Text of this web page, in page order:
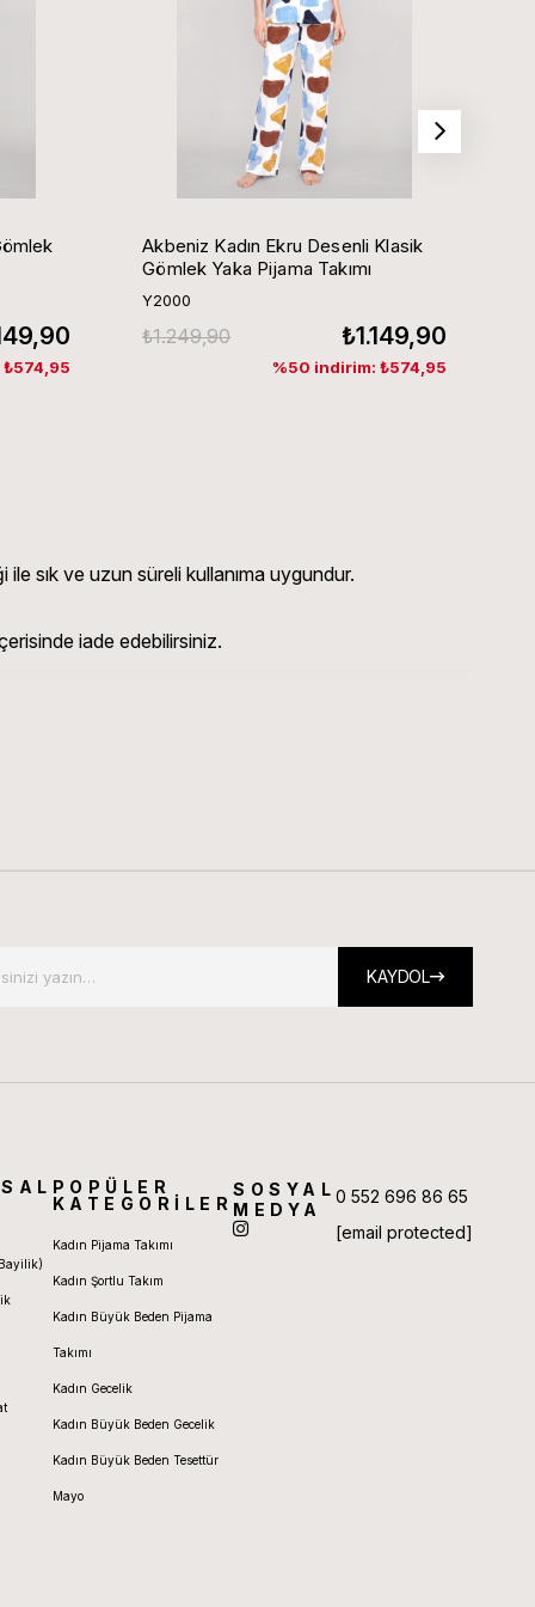
Akbeniz Kadın Ekru Desenli Klasik
Gömlek Yaka Pijama Takımı
Y2000
₺1.149,90
₺1.249,90
%50 indirim: ₺574,95
ile sık ve uzun süreli kullanıma uygundur.
iade edebilirsiniz.
KAYDOL
POPÜLER
KATEGORİLER
Kadın Pijama Takımı
Kadın Şortlu Takım
Kadın Büyük Beden Pijama
Takımı
Kadın Gecelik
Kadın Büyük Beden Gecelik
Kadın Büyük Beden Tesettür
Mayo
SOSYAL
MEDYA
0 552 696 86 65
[email protected]